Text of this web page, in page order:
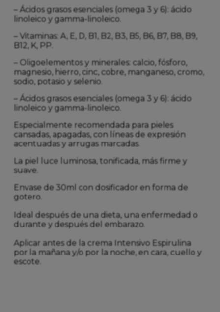
– Ácidos grasos esenciales (omega 3 y 6): ácido
linoleico y gamma-linoleico.
– Vitaminas: A, E, D, B1, B2, B3, B5, B6, B7, B8, B9,
B12, K, PP.
– Oligoelementos y minerales: calcio, fósforo,
magnesio, hierro, cinc, cobre, manganeso, cromo,
sodio, potasio y selenio.
– Ácidos grasos esenciales (omega 3 y 6): ácido
linoleico y gamma-linoleico.
Especialmente recomendada para pieles
cansadas, apagadas, con líneas de expresión
acentuadas y arrugas marcadas.
La piel luce luminosa, tonificada, más firme y
suave.
Envase de 30ml con dosificador en forma de
gotero.
Ideal después de una dieta, una enfermedad o
durante y después del embarazo.
Aplicar antes de la crema Intensivo Espirulina
por la mañana y/o por la noche, en cara, cuello y
escote.